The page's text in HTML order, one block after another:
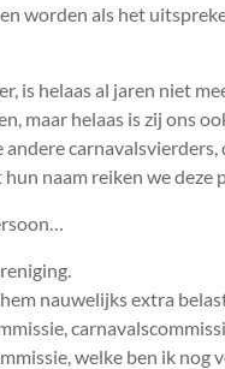
worden als het
is helaas al jaren niet
maar helaas is zij ons
naam reiken we deze
nauwelijks extra
welke ben ik nog